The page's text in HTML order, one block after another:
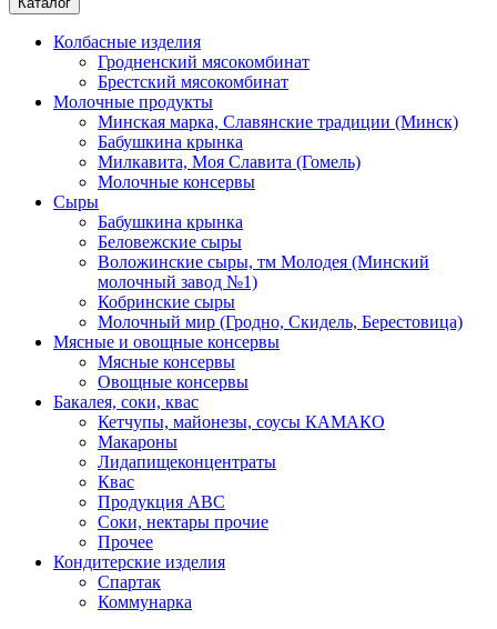
Колбасные изделия
Гродненский мясокомбинат
Брестский мясокомбинат
Молочные продукты
Минская марка, Славянские традиции (Минск)
Бабушкина крынка
Милкавита, Моя Славита (Гомель)
Молочные консервы
Сыры
Бабушкина крынка
Беловежские сыры
Воложинские сыры, тм Молодея (Минский
молочный завод №1)
Кобринские сыры
Молочный мир (Гродно, Скидель, Берестовица)
Мясные и овощные консервы
Мясные консервы
Овощные консервы
Бакалея, соки, квас
Кетчупы, майонезы, соусы КАМАКО
Макароны
Лидапищеконцентраты
Квас
Продукция АВС
Соки, нектары прочие
Прочее
Кондитерские изделия
Спартак
Коммунарка